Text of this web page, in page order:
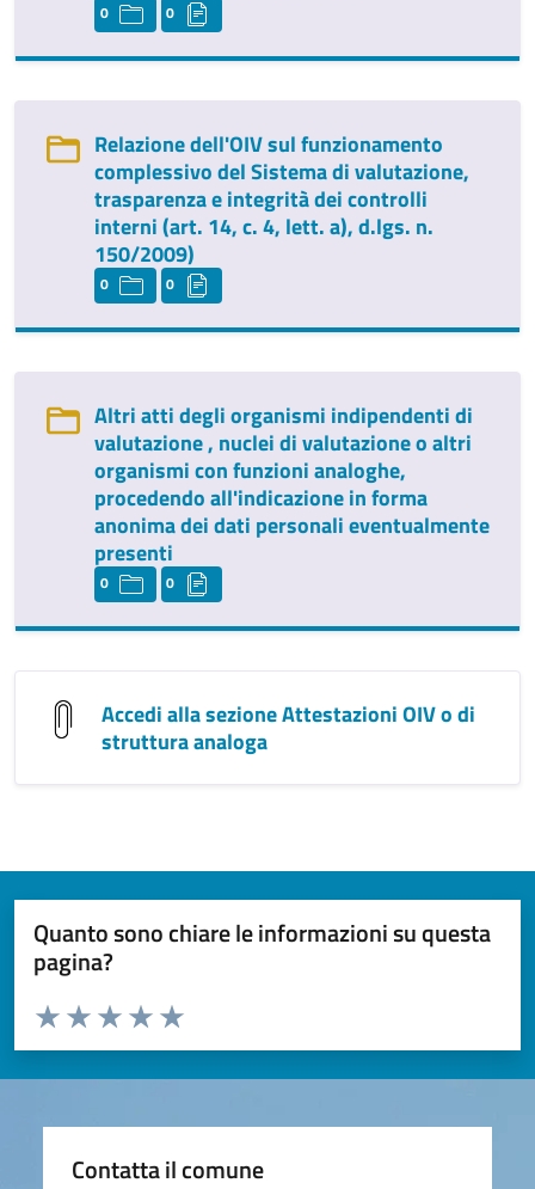
0 0
Relazione dell'OIV sul funzionamento
complessivo del Sistema di valutazione,
trasparenza e integrità dei controlli
interni (art. 14, c. 4, lett. a), d.lgs. n.
150/2009)
0 0
Altri atti degli organismi indipendenti di
valutazione , nuclei di valutazione o altri
organismi con funzioni analoghe,
procedendo all'indicazione in forma
anonima dei dati personali eventualmente
presenti
0 0
Accedi alla sezione Attestazioni OIV o di
struttura analoga
Quanto sono chiare le informazioni su questa
pagina?
Valuta da 1 a 5 stelle la pagina
Valuta 5 stelle su 5
Valuta 4 stelle su 5
Valuta 3 stelle su 5
Valuta 2 stelle su 5
Valuta 1 stelle su 5
Contatta il comune